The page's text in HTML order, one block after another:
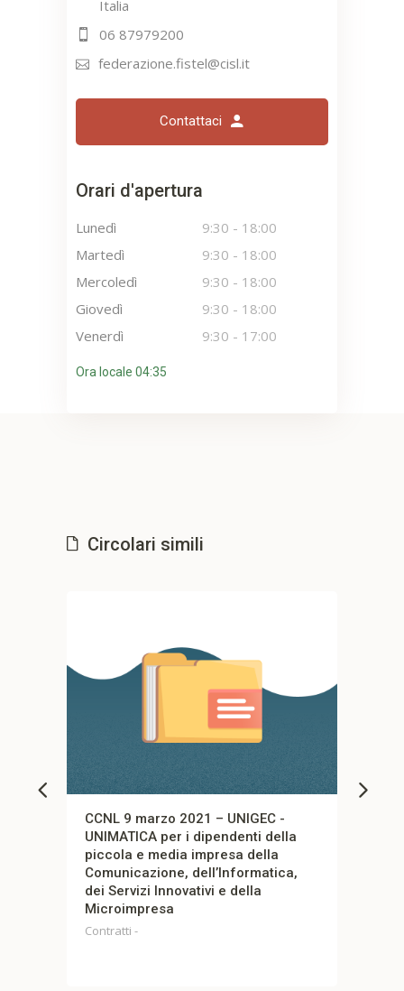
Italia
06 87979200
federazione.fistel@cisl.it
Contattaci
Orari d'apertura
Lunedì 9:30 - 18:00
Martedì
9:30 - 18:00
Mercoledì
9:30 - 18:00
Giovedì
9:30 - 18:00
Venerdì
9:30 - 17:00
Ora locale 04:35
Circolari simili
CCNL 9 marzo 2021 – UNIGEC -
UNIMATICA per i dipendenti della
piccola e media impresa della
Comunicazione, dell’Informatica,
dei Servizi Innovativi e della
Microimpresa